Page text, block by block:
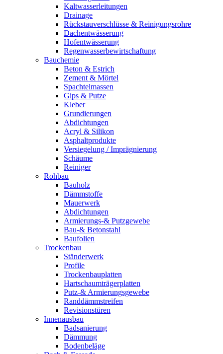
Kaltwasserleitungen
Drainage
Rückstauverschlüsse & Reinigungsrohre
Dachentwässerung
Hofentwässerung
Regenwasserbewirtschaftung
Bauchemie
Beton & Estrich
Zement & Mörtel
Spachtelmassen
Gips & Putze
Kleber
Grundierungen
Abdichtungen
Acryl & Silikon
Asphaltprodukte
Versiegelung / Imprägnierung
Schäume
Reiniger
Rohbau
Bauholz
Dämmstoffe
Mauerwerk
Abdichtungen
Armierungs-& Putzgewebe
Bau-& Betonstahl
Baufolien
Trockenbau
Ständerwerk
Profile
Trockenbauplatten
Hartschaumträgerplatten
Putz-& Armierungsgewebe
Randdämmstreifen
Revisionstüren
Innenausbau
Badsanierung
Dämmung
Bodenbeläge